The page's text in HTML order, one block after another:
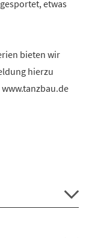
etwas
bieten wir
hierzu